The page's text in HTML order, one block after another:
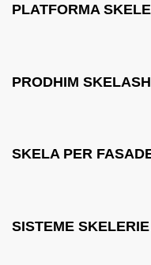
PLATFORMA
PRODHIM SKELASH
SKELA PER
SISTEME SKELERIE